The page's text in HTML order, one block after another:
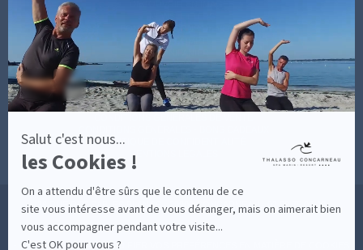
Salut c'est nous...
les Cookies !
On a attendu d'être sûrs que le contenu de ce
site vous intéresse avant de vous déranger, mais on aimerait bien
vous accompagner pendant votre visite...
C'est OK pour vous ?
BONNES RAISONS DE VENIR
MON COMPTE
MON PANIER
ACCÈS
CONTACT
MESURES D'HYGIÈNE
POLITIQUE DE CONFIDENTIALITÉ
MENTIONS LÉGALES
36 RUE DES SABLES BLANCS - 29900 CONCARNEAU - 02 98 75 05 40
CLIQUEZ-ICI POUR MODIFIER VOS PRÉFÉRENCES EN MATIÈRE DE COOKIES